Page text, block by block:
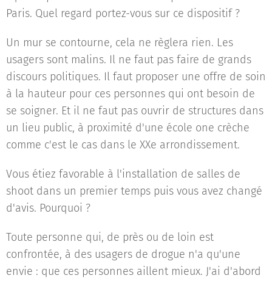
Paris. Quel regard portez-vous sur ce dispositif ?
Un mur se contourne, cela ne règlera rien. Les
usagers sont malins. Il ne faut pas faire de grands
discours politiques. Il faut proposer une offre de soin
à la hauteur pour ces personnes qui ont besoin de
se soigner. Et il ne faut pas ouvrir de structures dans
un lieu public, à proximité d'une école one crèche
comme c'est le cas dans le XXe arrondissement.
Vous étiez favorable à l'installation de salles de
shoot dans un premier temps puis vous avez changé
d'avis. Pourquoi ?
Toute personne qui, de près ou de loin est
confrontée, à des usagers de drogue n'a qu'une
envie : que ces personnes aillent mieux. J'ai d'abord